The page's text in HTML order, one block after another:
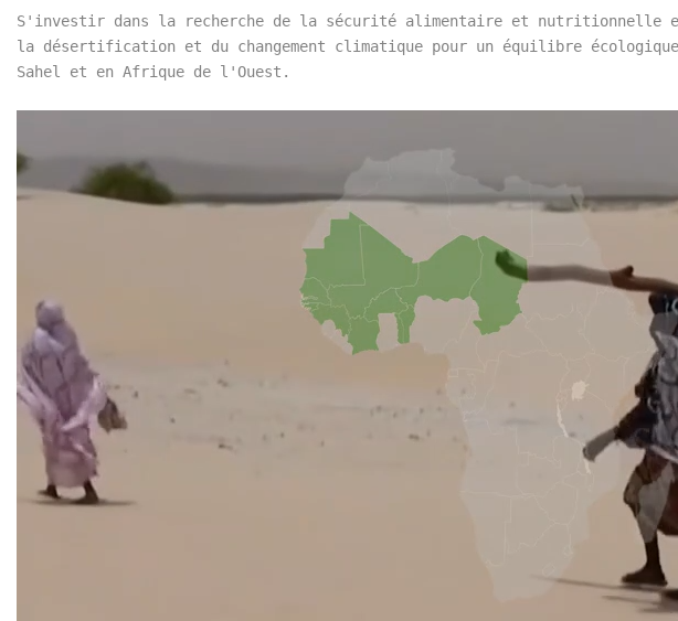
S'investir dans la recherche de la sécurité alimentaire et
la désertification et du changement climatique pour un équilibre écologique
Sahel et en Afrique de l'Ouest.